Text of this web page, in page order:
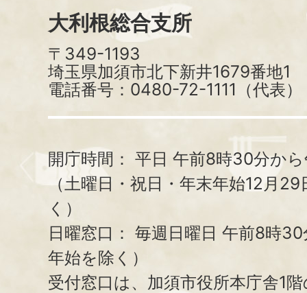
大利根総合支所
〒349-1193
埼玉県加須市北下新井1679番地1
電話番号：0480-72-1111（代表）
開庁時間： 平日 午前8時30分か
（土曜日・祝日・年末年始12月
く）
日曜窓口： 毎週日曜日 午前8時
年始を除く）
受付窓口は、加須市役所本庁舎1